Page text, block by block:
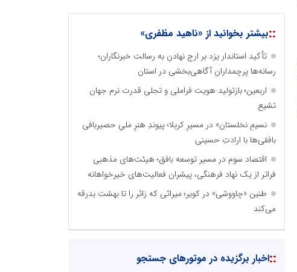
::بیشتر بخوانید از «ناهید مظفری»
تأکید استاندار یزد بر ارج نهادن به رسالت خبرنگاران؛
رسانه‌ها پرچمداران آگاهی‌بخشی در استان
اربعین؛ بازتولید هویت فراملی و تجلی قدرت نرم جهان
تشیع
نسیمِ نخلستان» در مسیرِ کربلا؛ پیوندِ هنرِ ملیِ حصیربافی
بافقی‌ها با ارادتِ حسینی
اقتصاد سوم در مسیر توسعه بافق؛ هیئت‌های مذهبی
فراتر از یک نهاد فرهنگی، پیشران فعالیت‌های خیرخواهانه
طنین «چاووشی» در کویر؛ میراثی که زائر را تا بهشت بدرقه
می‌کند
::اخبار برگزیده در موتورهای جستجو